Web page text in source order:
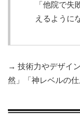
「他院で失
えるように
→ 技術力やデザイ
然」「神レベルの